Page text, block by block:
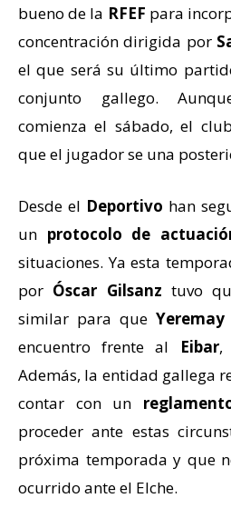
bueno de la RFEF para
concentración dirigida por
el que será su último
conjunto gallego.
comienza el sábado, el
que el jugador se una
Desde el Deportivo han
un protocolo de
situaciones. Ya esta
por Óscar Gilsanz tuvo
similar para que Yeremay
encuentro frente al
Eibar,
Además, la entidad gallega
contar con un
proceder ante estas
próxima temporada y que
ocurrido ante el Elche.